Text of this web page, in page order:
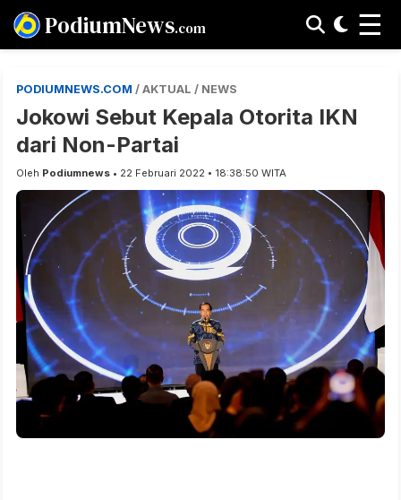
PodiumNews.com ☰
PODIUMNEWS.COM / AKTUAL / NEWS
Jokowi Sebut Kepala Otorita IKN
dari Non-Partai
Oleh Podiumnews • 22 Februari 2022 • 18:38:50 WITA